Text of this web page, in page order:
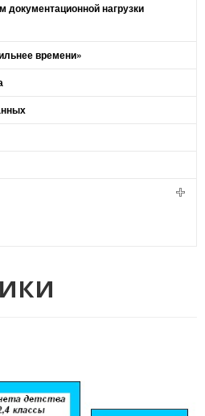
документационной нагрузки
времени»